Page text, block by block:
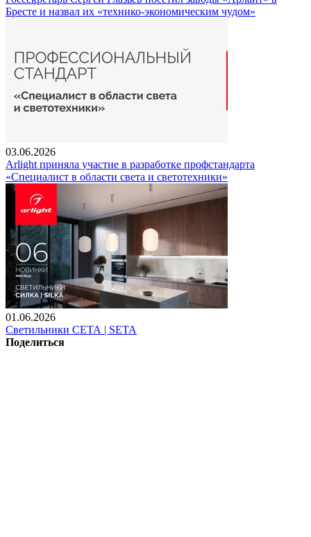
Бресте и назвал их «технико-экономическим чудом»
03.06.2026
Arlight приняла участие в разработке профстандарта
«Специалист в области света и светотехники»
01.06.2026
Светильники СЕТА | SETA
Поделиться